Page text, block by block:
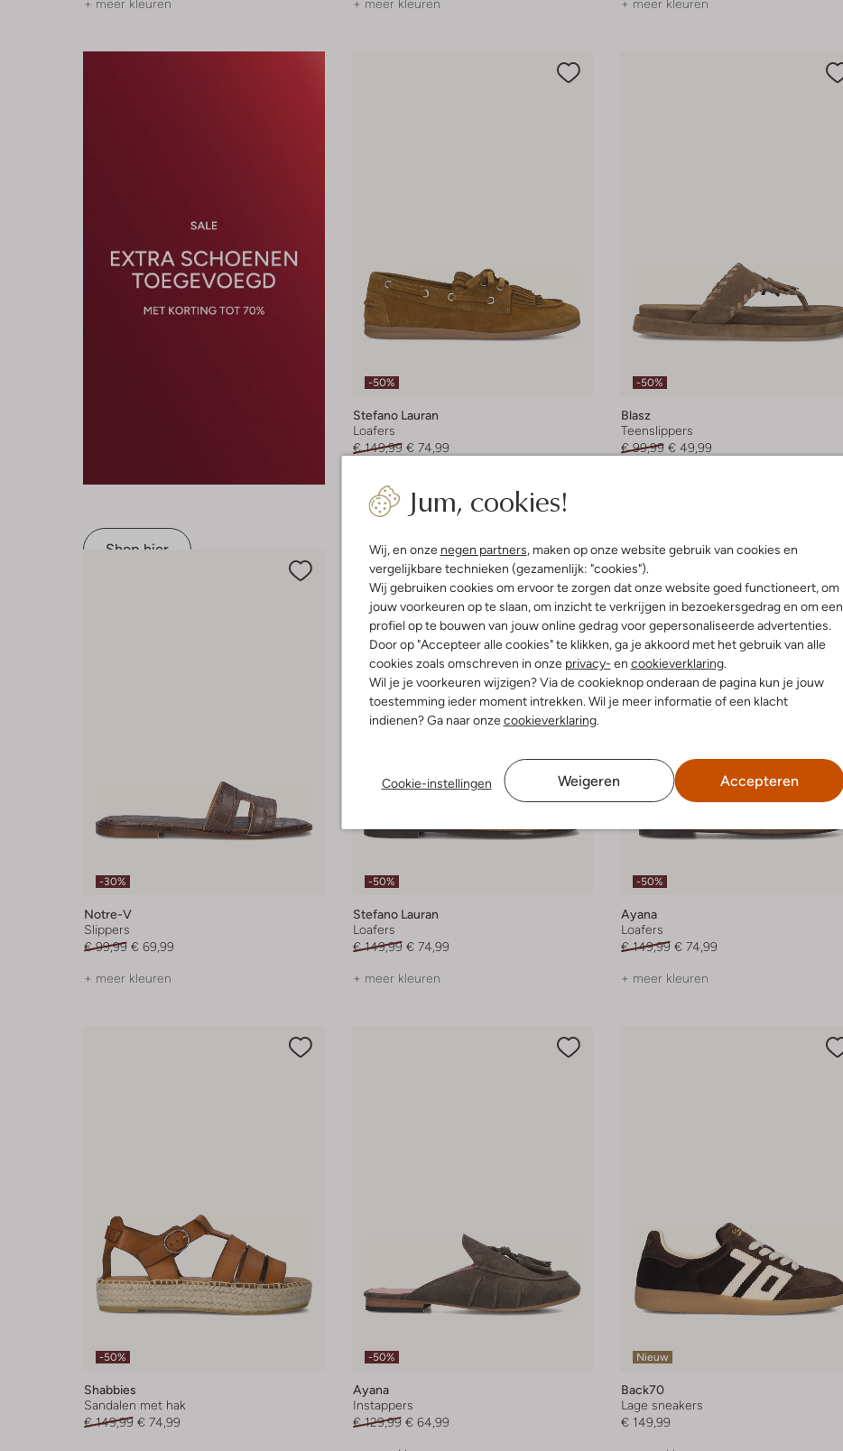
Jum, cookies!
Wij, en onze negen partners, maken op onze website gebruik van cookies en
vergelijkbare technieken (gezamenlijk: "cookies").
Wij gebruiken cookies om ervoor te zorgen dat onze website goed functioneert, om
jouw voorkeuren op te slaan, om inzicht te verkrijgen in bezoekersgedrag en om een
profiel op te bouwen van jouw online gedrag voor gepersonaliseerde advertenties.
Door op "Accepteer alle cookies" te klikken, ga je akkoord met het gebruik van alle
cookies zoals omschreven in onze privacy- en cookieverklaring.
Wil je je voorkeuren wijzigen? Via de cookieknop onderaan de pagina kun je jouw
toestemming ieder moment intrekken. Wil je meer informatie of een klacht
indienen? Ga naar onzecookieverklaring.
Cookie-instellingen Weigeren Accepteren
+ meer kleuren + meer kleuren + meer kleuren
Shop hier
-50%
Stefano Lauran
Loafers
€ 149,99 € 74,99
-50%
Blasz
Teenslippers
€ 99,99 € 49,99
-30%
Notre-V
Slippers
€ 99,99 € 69,99
+ meer kleuren
-50%
Stefano Lauran
Loafers
€ 149,99 € 74,99
+ meer kleuren
-50%
Ayana
Loafers
€ 149,99 € 74,99
+ meer kleuren
-50%
Shabbies
Sandalen met hak
€ 149,99 € 74,99
-50%
Ayana
Instappers
€ 129,99 € 64,99
Nieuw
Back70
Lage sneakers
€ 149,99